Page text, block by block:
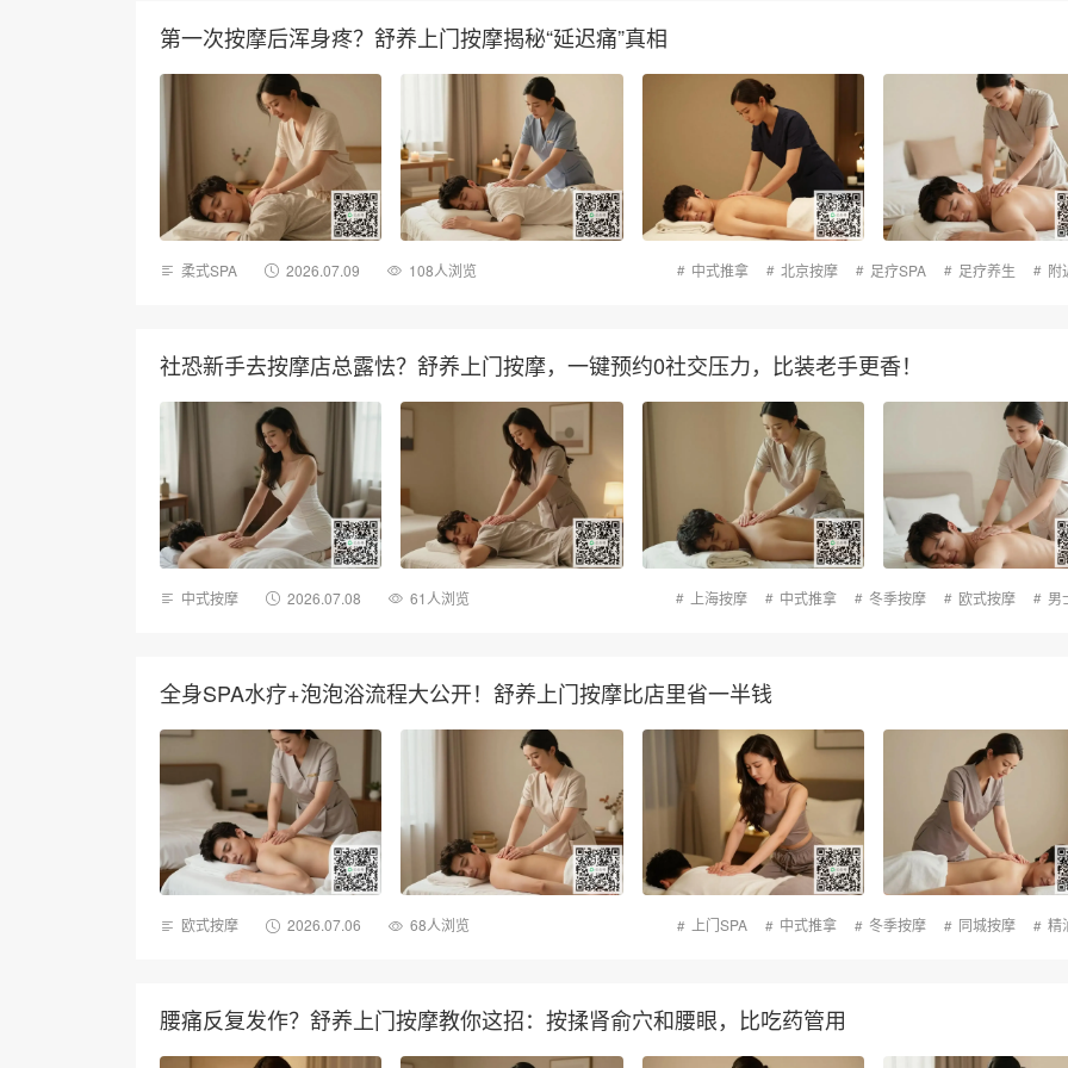
第一次按摩后浑身疼？舒养上门按摩揭秘“延迟痛”真相
柔式SPA 2026.07.09 108人浏览 中式推拿 北京按摩 足疗SPA 足疗养生 附
社恐新手去按摩店总露怯？舒养上门按摩，一键预约0社交压力，比装老手更香！
中式按摩 2026.07.08 61人浏览 上海按摩 中式推拿 冬季按摩 欧式按摩 男
全身SPA水疗+泡泡浴流程大公开！舒养上门按摩比店里省一半钱
欧式按摩 2026.07.06 68人浏览 上门SPA 中式推拿 冬季按摩 同城按摩 精
腰痛反复发作？舒养上门按摩教你这招：按揉肾俞穴和腰眼，比吃药管用